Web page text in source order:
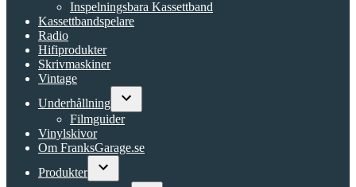
Open
dropdown
menu
Inspelningsbara Kassettband
Kassettbandspelare
Radio
Hifiprodukter
Skrivmaskiner
Vintage
Underhållning
Open
Filmguider
Vinylskivor
Om FranksGarage.se
Produkter
Open